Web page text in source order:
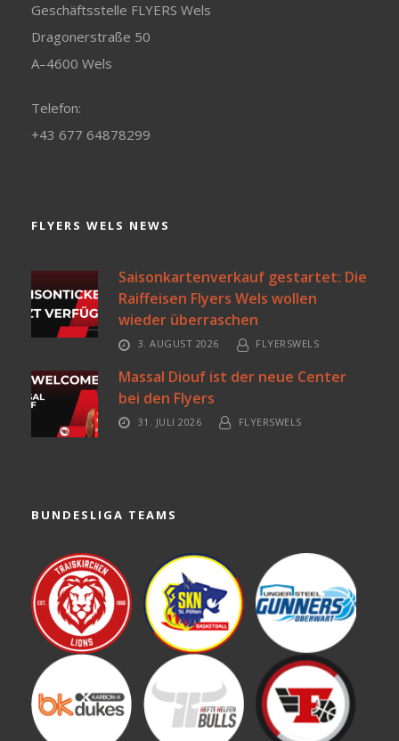
Geschäftsstelle FLYERS Wels
Dragonerstraße 50
A–4600 Wels
Telefon:
+43 677 64878299
FLYERS WELS NEWS
Saisonkartenverkauf gestartet: Die
Raiffeisen Flyers Wels wollen
wieder überraschen
3. AUGUST 2026 FLYERSWELS
Massal Diouf ist der neue Center
bei den Flyers
31. JULI 2026 FLYERSWELS
BUNDESLIGA TEAMS